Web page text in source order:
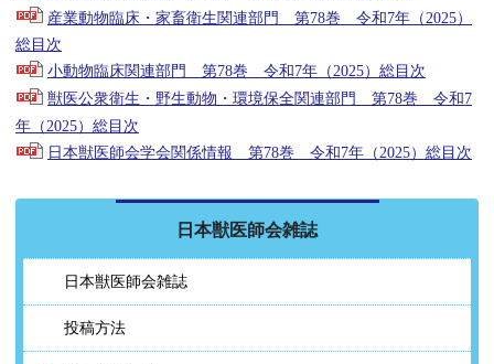
産業動物臨床・家畜衛生関連部門 第78巻 令和7年（2025）
総目次
小動物臨床関連部門 第78巻 令和7年（2025）総目次
獣医公衆衛生・野生動物・環境保全関連部門 第78巻 令和7
年（2025）総目次
日本獣医師会学会関係情報 第78巻 令和7年（2025）総目次
日本獣医師会雑誌
日本獣医師会雑誌
投稿方法